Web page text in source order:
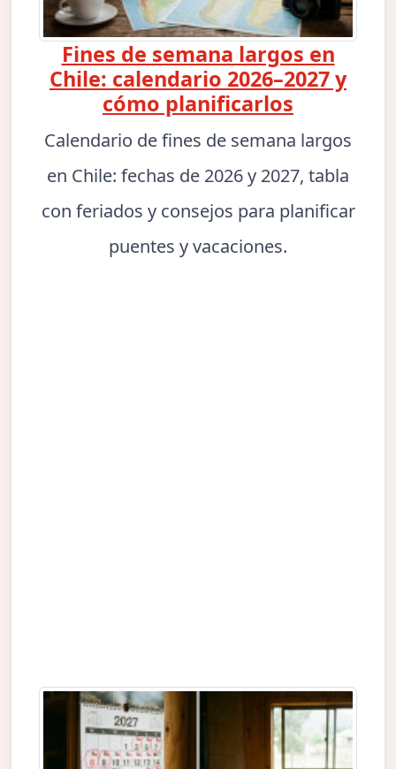
Fines de semana largos en
Chile: calendario 2026–2027 y
cómo planificarlos
Calendario de fines de semana largos
en Chile: fechas de 2026 y 2027, tabla
con feriados y consejos para planificar
puentes y vacaciones.